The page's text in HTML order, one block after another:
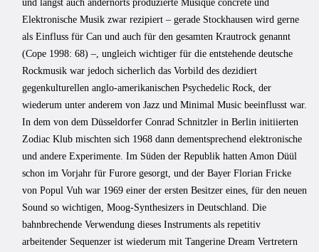
und längst auch andernorts produzierte Musique concrète und
Elektronische Musik zwar rezipiert – gerade Stockhausen wird gerne
als Einfluss für Can und auch für den gesamten Krautrock genannt
(Cope 1998: 68) –, ungleich wichtiger für die entstehende deutsche
Rockmusik war jedoch sicherlich das Vorbild des dezidiert
gegenkulturellen anglo-amerikanischen Psychedelic Rock, der
wiederum unter anderem von Jazz und Minimal Music beeinflusst war.
In dem von dem Düsseldorfer Conrad Schnitzler in Berlin initiierten
Zodiac Klub mischten sich 1968 dann dementsprechend elektronische
und andere Experimente. Im Süden der Republik hatten Amon Düül
schon im Vorjahr für Furore gesorgt, und der Bayer Florian Fricke
von Popul Vuh war 1969 einer der ersten Besitzer eines, für den neuen
Sound so wichtigen, Moog-Synthesizers in Deutschland. Die
bahnbrechende Verwendung dieses Instruments als repetitiv
arbeitender Sequenzer ist wiederum mit Tangerine Dream Vertretern